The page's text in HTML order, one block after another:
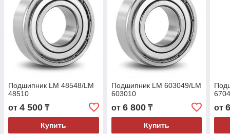
Подшипник LM 48548/LM
48510
от 4 500 ₸
Купить
Подшипник LM 603049/LM
603010
от 6 800₸
Купить
от